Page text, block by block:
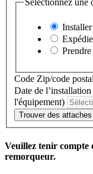
Sélectionnez une
Code Zip/code postal
Date de l’installation
l'équipement)
Trouver des attaches
Veuillez tenir compte
remorqueur.